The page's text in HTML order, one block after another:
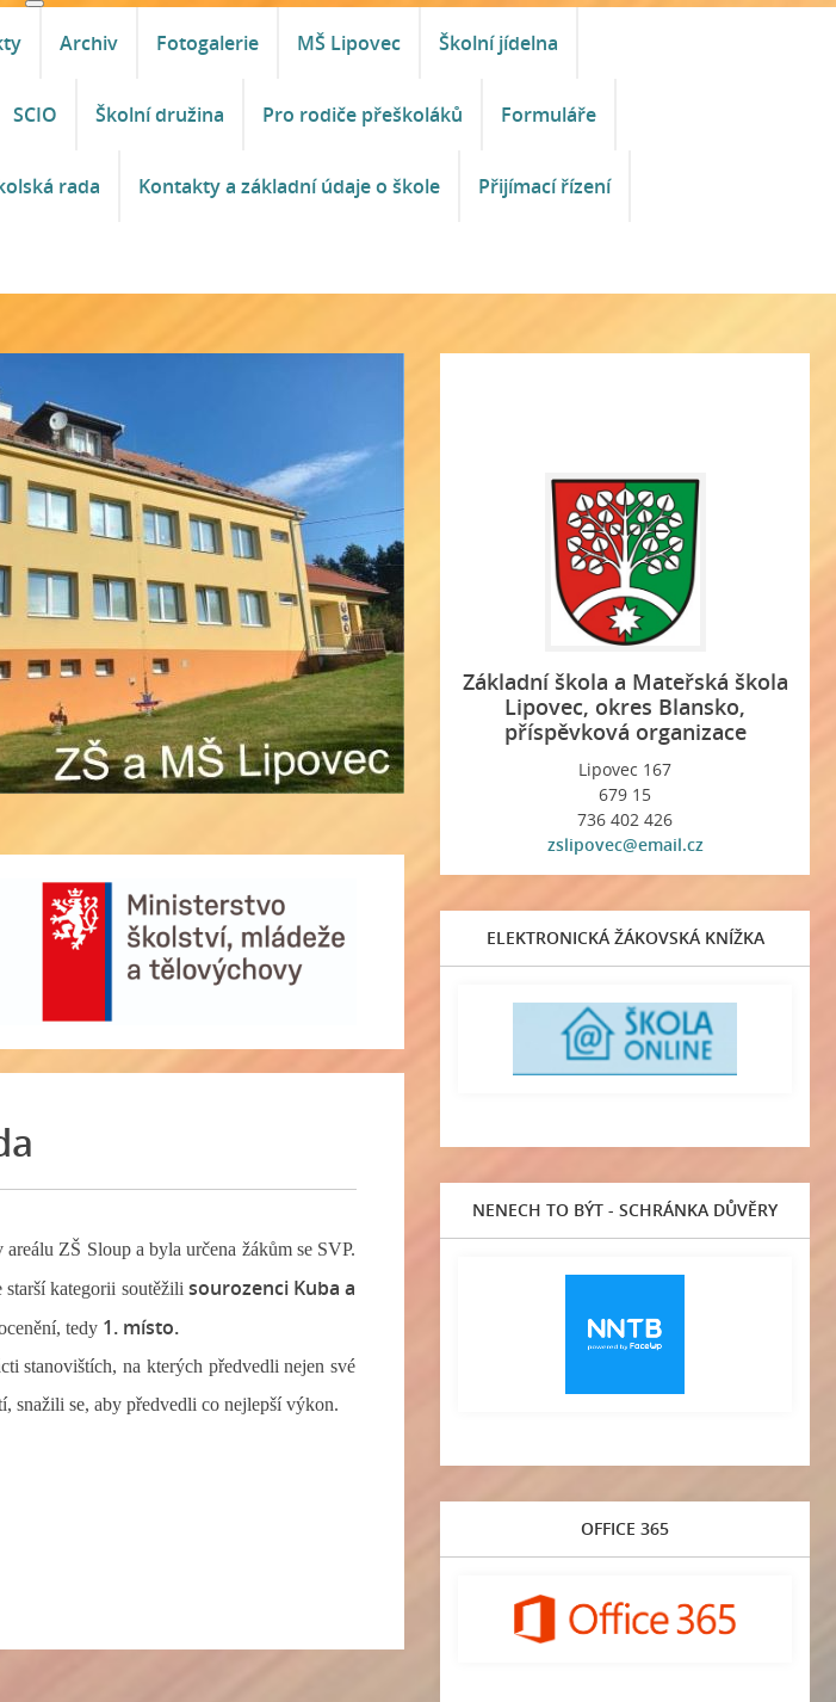
Archiv Fotogalerie MŠ Lipovec Školní jídelna
SCIO Školní družina Pro rodiče přeškoláků Formuláře
rada Kontakty a základní údaje o škole Přijímací řízení
ZŠ Sloup a byla určena žákům se SVP.
kategorii soutěžili sourozenci Kuba a
tedy 1. místo.
stanovištích, na kterých předvedli nejen své
snažili se, aby předvedli co nejlepší výkon.
Základní škola a Mateřská škola
Lipovec, okres Blansko,
příspěvková organizace
Lipovec 167
679 15
736 402 426
zslipovec@email.cz
ELEKTRONICKÁ ŽÁKOVSKÁ KNÍŽKA
NENECH TO BÝT - SCHRÁNKA DŮVĚRY
OFFICE 365